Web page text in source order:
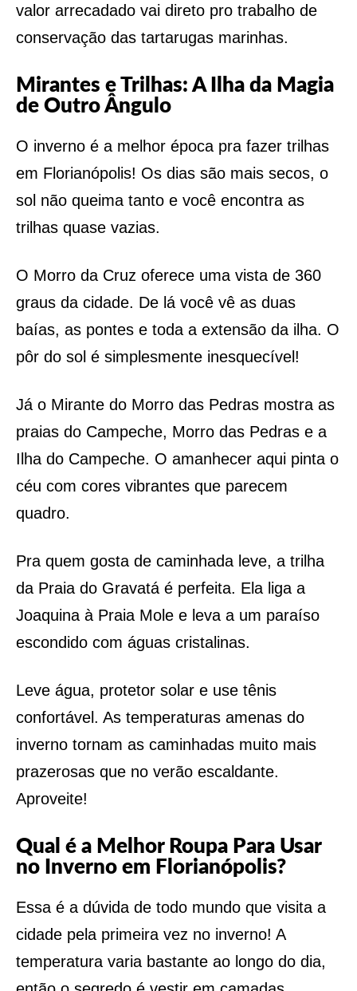
valor arrecadado vai direto pro trabalho de
conservação das tartarugas marinhas.
Mirantes e Trilhas: A Ilha da Magia
de Outro Ângulo
O inverno é a melhor época pra fazer trilhas
em Florianópolis! Os dias são mais secos, o
sol não queima tanto e você encontra as
trilhas quase vazias.
O Morro da Cruz oferece uma vista de 360
graus da cidade. De lá você vê as duas
baías, as pontes e toda a extensão da ilha. O
pôr do sol é simplesmente inesquecível!
Já o Mirante do Morro das Pedras mostra as
praias do Campeche, Morro das Pedras e a
Ilha do Campeche. O amanhecer aqui pinta o
céu com cores vibrantes que parecem
quadro.
Pra quem gosta de caminhada leve, a trilha
da Praia do Gravatá é perfeita. Ela liga a
Joaquina à Praia Mole e leva a um paraíso
escondido com águas cristalinas.
Leve água, protetor solar e use tênis
confortável. As temperaturas amenas do
inverno tornam as caminhadas muito mais
prazerosas que no verão escaldante.
Aproveite!
Qual é a Melhor Roupa Para Usar
no Inverno em Florianópolis?
Essa é a dúvida de todo mundo que visita a
cidade pela primeira vez no inverno! A
temperatura varia bastante ao longo do dia,